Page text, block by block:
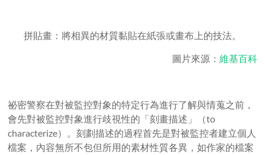
拼貼畫：將相異的材質黏貼在紙張或畫布上的技法。
圖片來源： 維基百科
祕密警察在對被監控對象的特定行為進行了解與情蒐之前，
會先對被監控對象進行歧視性的「刻畫描述」（to
characterize）。刻劃描述的過程首先是對被監控者建立個人
檔案，內容無所不包但所用的素材性質各異，如作家的檔案